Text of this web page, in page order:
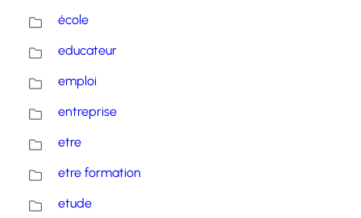
école
educateur
emploi
entreprise
etre
etre formation
etude